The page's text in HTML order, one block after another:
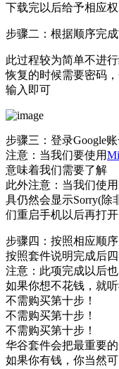
下载完以后给予相应
步骤二：根据顺序完
此过程较为简单不进
恢复的时候需要密码
输入即可
步骤三：登录Google
注意：当我们要使用
意味着我们需要了解
此外注意：当我们使
具仍然会显示Sorry(除
们重启手机以后再打开
步骤四：按照相应顺
按照套件说明完成后
注意：此项完成以后
如果你想不花钱，就听
不需购买第十步！
不需购买第十步！
不需购买第十步！
华谷套件会把最重要
如果你有钱，你当然